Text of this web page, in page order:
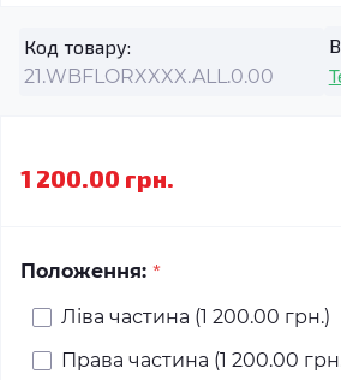
Код товару:
21.WBFLORXXXX.ALL.0.00
1 200.00 грн.
Положення: *
Ліва частина (1 200.00 грн.)
Права частина (1 200.00